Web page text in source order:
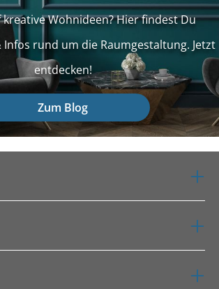
Wohnideen? Hier findest Du
rund um die Raumgestaltung. Jetzt
entdecken!
Zum Blog